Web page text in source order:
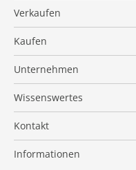
Verkaufen
Verkaufsanfrage
Referenzobjekte
Makleralleinauftrag
Wertermittlung
Verkaufsvorbereitung
Vermarktung
Kaufen
Immobilienangebote
Finanzierung
Suchauftrag
Unternehmen
Über uns
Kundenstimmen
Stielke-Facts
Kooperationspartner
Wissenswertes
Immobilien News
Immobilien ABC
Kontakt
Impressum
Informationen